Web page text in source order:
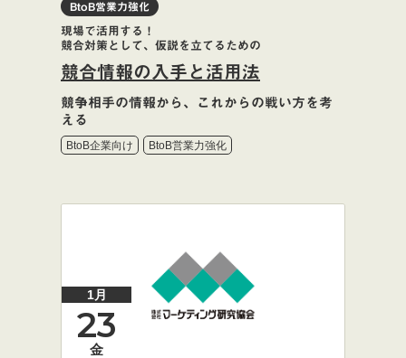
BtoB営業力強化
現場で活用する！
競合対策として、仮説を立てるための
競合情報の入手と活用法
競争相手の情報から、これからの戦い方を考
える
BtoB企業向け BtoB営業力強化
1月
23
金